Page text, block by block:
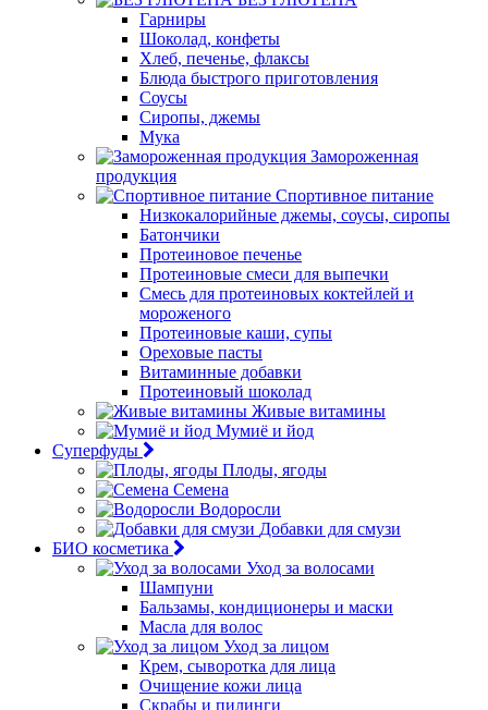
Гарниры
Шоколад, конфеты
Хлеб, печенье, флаксы
Блюда быстрого приготовления
Соусы
Сиропы, джемы
Мука
Замороженная
продукция
Спортивное питание
Низкокалорийные джемы, соусы, сиропы
Батончики
Протеиновое печенье
Протеиновые смеси для выпечки
Смесь для протеиновых коктейлей и
мороженого
Протеиновые каши, супы
Ореховые пасты
Витаминные добавки
Протеиновый шоколад
Живые витамины
Мумиё и йод
Суперфуды
Плоды, ягоды
Семена
Водоросли
Добавки для смузи
БИО косметика
Уход за волосами
Шампуни
Бальзамы, кондиционеры и маски
Масла для волос
Уход за лицом
Крем, сыворотка для лица
Очищение кожи лица
Скрабы и пилинги